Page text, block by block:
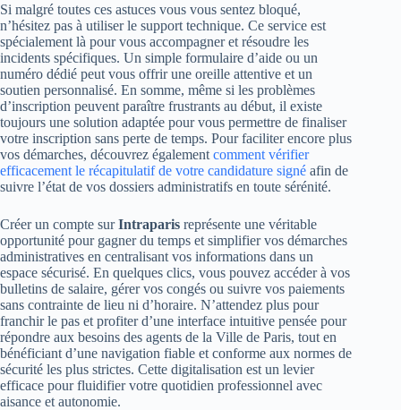
Si malgré toutes ces astuces vous vous sentez bloqué,
n’hésitez pas à utiliser le support technique. Ce service est
spécialement là pour vous accompagner et résoudre les
incidents spécifiques. Un simple formulaire d’aide ou un
numéro dédié peut vous offrir une oreille attentive et un
soutien personnalisé. En somme, même si les problèmes
d’inscription peuvent paraître frustrants au début, il existe
toujours une solution adaptée pour vous permettre de finaliser
votre inscription sans perte de temps. Pour faciliter encore plus
vos démarches, découvrez également comment vérifier
efficacement le récapitulatif de votre candidature signé afin de
suivre l’état de vos dossiers administratifs en toute sérénité.
Créer un compte surIntraparis représente une véritable
opportunité pour gagner du temps et simplifier vos démarches
administratives en centralisant vos informations dans un
espace sécurisé. En quelques clics, vous pouvez accéder à vos
bulletins de salaire, gérer vos congés ou suivre vos paiements
sans contrainte de lieu ni d’horaire. N’attendez plus pour
franchir le pas et profiter d’une interface intuitive pensée pour
répondre aux besoins des agents de la Ville de Paris, tout en
bénéficiant d’une navigation fiable et conforme aux normes de
sécurité les plus strictes. Cette digitalisation est un levier
efficace pour fluidifier votre quotidien professionnel avec
aisance et autonomie.